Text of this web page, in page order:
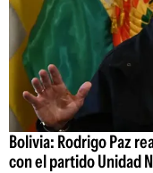
Bolivia: Rodrigo Paz
con el partido Unidad